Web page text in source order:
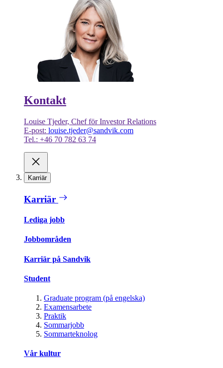
Kontakt
Louise Tjeder, Chef för Investor Relations
E-post: louise.tjeder@sandvik.com
Tel.: +46 70 782 63 74
Karriär
Karriär
Lediga jobb
Jobbområden
Karriär på Sandvik
Student
Graduate program (på engelska)
Examensarbete
Praktik
Sommarjobb
Sommarteknolog
Vår kultur